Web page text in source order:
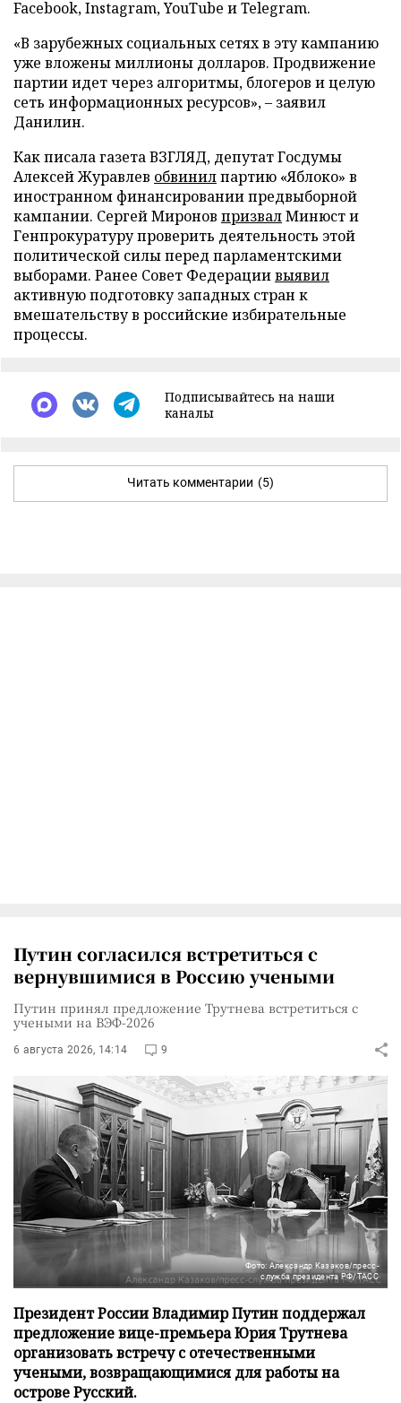
Facebook, Instagram, YouTube и Telegram.
«В зарубежных социальных сетях в эту кампанию
уже вложены миллионы долларов. Продвижение
партии идет через алгоритмы, блогеров и целую
сеть информационных ресурсов», – заявил
Данилин.
Как писала газета ВЗГЛЯД, депутат Госдумы
Алексей Журавлев обвинилпартию «Яблоко» в
иностранном финансировании предвыборной
кампании. Сергей Миронов призвалМинюст и
Генпрокуратуру проверить деятельность этой
политической силы перед парламентскими
выборами. Ранее Совет Федерациивыявил
активную подготовку западных стран к
вмешательству в российские избирательные
процессы.
Подписывайтесь на наши
каналы
Читать комментарии (5)
Путин согласился встретиться с
вернувшимися в Россию учеными
Путин принял предложение Трутнева встретиться с
учеными на ВЭФ-2026
6 августа 2026, 14:14 9
Фото: Александр Казаков/пресс-
служба президента РФ/ТАСС
Президент России Владимир Путин поддержал
предложение вице-премьера Юрия Трутнева
организовать встречу с отечественными
учеными, возвращающимися для работы на
острове Русский.